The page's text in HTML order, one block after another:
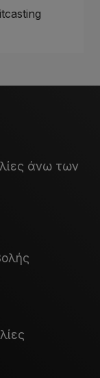
άνω των